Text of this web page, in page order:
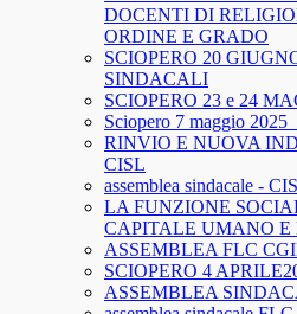
DOCENTI DI
ORDINE E GRADO
SCIOPERO 20
SINDACALI
SCIOPERO 23 e 24
Sciopero 7 maggio
RINVIO E NUOVA
CISL
assemblea sindacale -
LA FUNZIONE
CAPITALE UMANO
ASSEMBLEA FLC
SCIOPERO 4
ASSEMBLEA